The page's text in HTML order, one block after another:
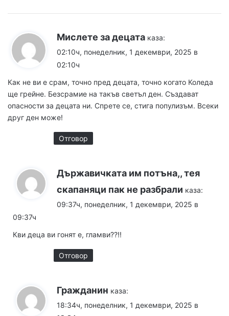
Мислете за децата каза:
02:10ч, понеделник, 1 декември, 2025 в
02:10ч
Как не ви е срам, точно пред децата, точно когато Коледа
ще грейне. Безсрамие на такъв светъл ден. Създават
опасности за децата ни. Спрете се, стига популизъм. Всеки
друг ден може!
Отговор
Държавичката им потъна,, тея
скапаняци пак не разбрали каза:
09:37ч, понеделник, 1 декември, 2025 в
09:37ч
Кви деца ви гонят е, гламви??!!
Отговор
Гражданин каза:
18:34ч, понеделник, 1 декември, 2025 в